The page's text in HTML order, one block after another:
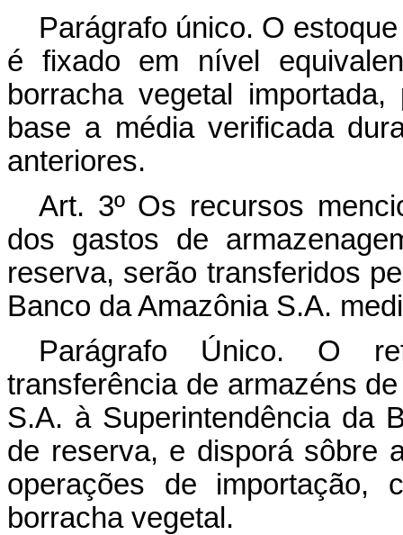
Parágrafo único. O
é fixado em nível
borracha vegetal
base a média verificada
anteriores.
Art. 3º Os recursos
dos gastos de
reserva, serão transferidos
Banco da Amazônia S.A.
Parágrafo Único. O
transferência de armazéns
S.A. à Superintendência da
de reserva, e disporá sôbre
operações de importação,
borracha vegetal.